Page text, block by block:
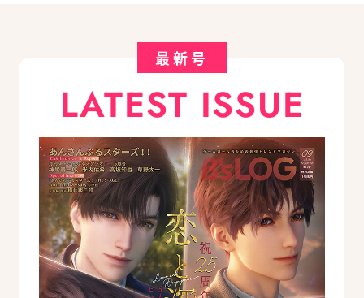
最新号
LATEST ISSUE